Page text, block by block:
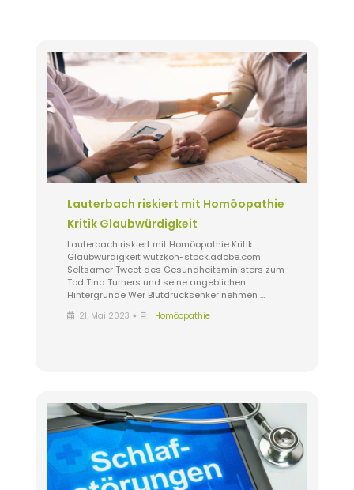
Lauterbach riskiert mit Homöopathie
Kritik Glaubwürdigkeit
Lauterbach riskiert mit Homöopathie Kritik
Glaubwürdigkeit wutzkoh-stock.adobe.com
Seltsamer Tweet des Gesundheitsministers zum
Tod Tina Turners und seine angeblichen
Hintergründe Wer Blutdrucksenker nehmen …
21. Mai 2023 • Homöopathie